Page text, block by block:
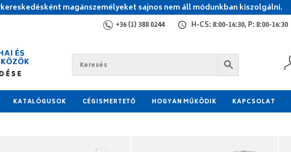
magánszemélyeket sajnos nem áll módunkban kiszolgálni.
+36 (1) 388 0244 H-CS: 8:00-16:30, P: 8:00-16:30
KATALÓGUSOK CÉGISMERTETŐ HOGYAN MŰKÖDIK KAPCSOLAT